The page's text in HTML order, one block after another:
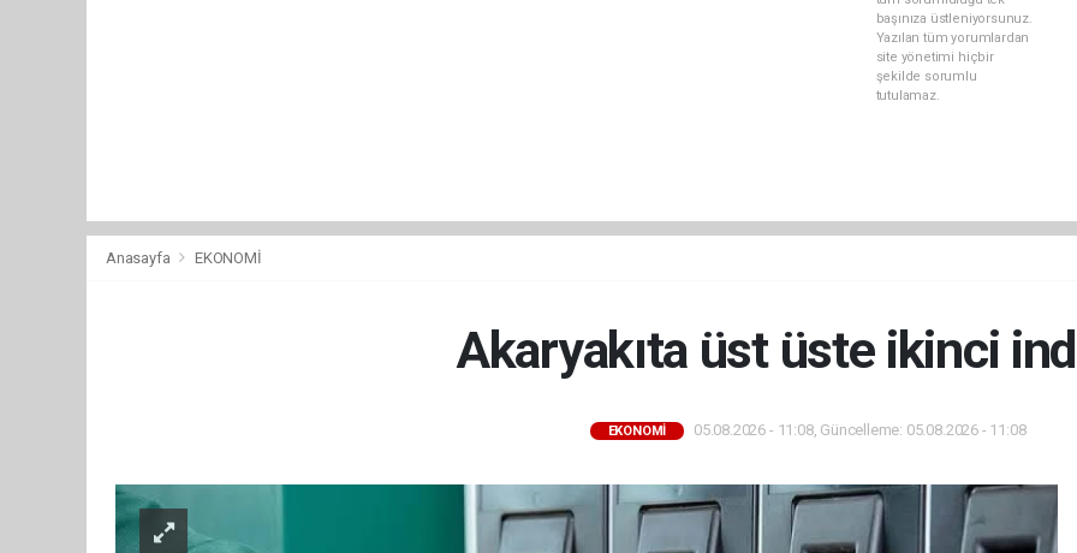
başınıza üstleniyorsunuz.
Yazılan tüm yorumlardan
site yönetimi hiçbir
şekilde sorumlu
tutulamaz.
Anasayfa EKONOMİ
Akaryakıta üst üste ikinci
EKONOMİ 05.08.2026 - 11:08, Güncelleme: 05.08.2026 - 11:08